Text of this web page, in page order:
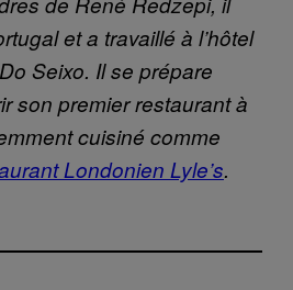
et a travaillé à l’hôtel
Seixo. Il se prépare
son premier restaurant à
cuisiné comme
Londonien Lyle’s.